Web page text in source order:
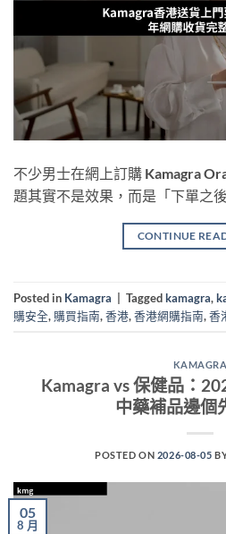
不少男士在網上訂購 Kamagra
題其實不是效果，而是「下單之
CONTINUE
Posted in Kamagra | Taggedkamagra,
購安全, 購買指南,香港,香港網購指南,香
KAMAGRA
Kamagra vs 保健品：
中藥補品邊個
POSTED ON 2026-08-05
05
8 月